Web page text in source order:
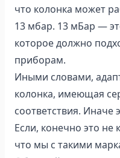
что колонка может
13 мбар. 13 мБар —
которое должно
приборам.
Иными словами,
колонка, имеющая
соответствия. Иначе
Если, конечно это не
что мы с такими